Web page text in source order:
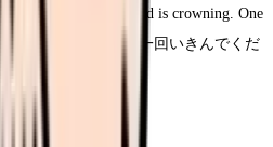
や「The baby’s head is crowning. One
えています。あと一回いきんでくだ
必要になります。
表現